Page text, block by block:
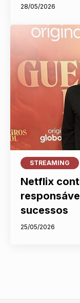
28/05/2026
STREAMING
Netflix
sucessos
25/05/2026